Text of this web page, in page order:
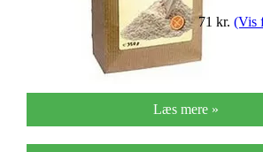
71 kr. (Vis
Læs mere »